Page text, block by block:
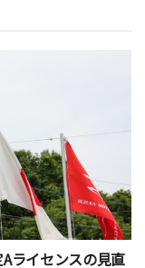
ライセンスの見直